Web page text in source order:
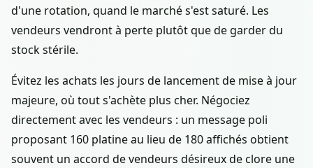
d'une rotation, quand le marché s'est saturé. Les
vendeurs vendront à perte plutôt que de garder du
stock stérile.
Évitez les achats les jours de lancement de mise à jour
majeure, où tout s'achète plus cher. Négociez
directement avec les vendeurs : un message poli
proposant 160 platine au lieu de 180 affichés obtient
souvent un accord de vendeurs désireux de clore une